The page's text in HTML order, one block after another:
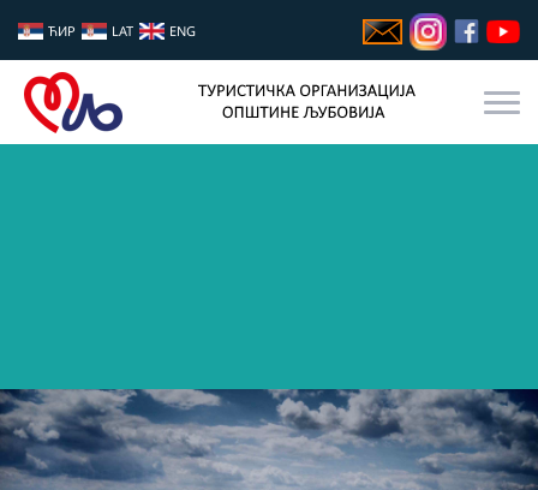
ЋИР LAT ENG
ВАШЕ МЕСТО ЗА ОДМОР И ПРЕДАХ